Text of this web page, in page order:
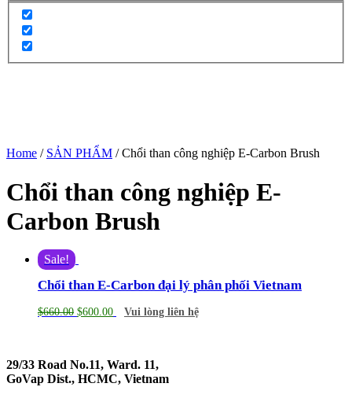
Home / SẢN PHẨM / Chổi than công nghiệp E-Carbon Brush
Chổi than công nghiệp E-
Carbon Brush
Sale!
Chổi than E-Carbon đại lý phân phối Vietnam
$660.00 $600.00 Vui lòng liên hệ
29/33 Road No.11, Ward. 11,
GoVap Dist., HCMC, Vietnam